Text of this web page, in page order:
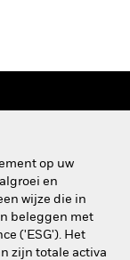
op uw
en
wijze die in
beleggen met
('ESG'). Het
zijn totale activa